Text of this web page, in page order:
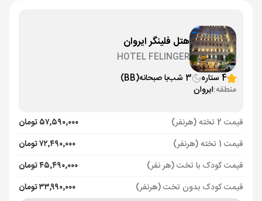
هتل فلینگر ایروان
HOTEL FELINGER
4 ستاره
3 شب با صبحانه(BB)
منطقه:ایروان
قیمت 2 تخته (هرنفر)
۵۷٬۵۹۰٬۰۰۰ تومان
قیمت 1 تخته (هرنفر)
۷۲٬۴۹۰٬۰۰۰ تومان
قیمت کودک با تخت (هر نفر)
۴۵٬۴۹۰٬۰۰۰ تومان
قیمت کودک بدون تخت (هرنفر)
۳۳٬۹۹۰٬۰۰۰ تومان